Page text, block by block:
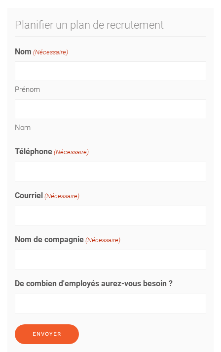
Planifier un plan de recrutement
Nom (Nécessaire)
Prénom
Nom
Téléphone (Nécessaire)
Courriel (Nécessaire)
Nom de compagnie (Nécessaire)
De combien d'employés aurez-vous besoin ?